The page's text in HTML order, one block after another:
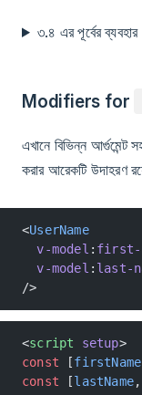
৩.৪ এর পূর্বের ব্যবহার
Modifiers for
এখানে বিভিন্ন আর্গুমেন্ট
করার আরেকটি উদাহরণ
<UserName
  v-model
: first-
  v-model
: last-
/>
<script setup>
const [firstName
const [lastName,